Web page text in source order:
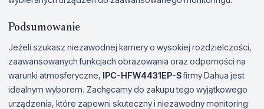
Podsumowanie
Jeżeli szukasz niezawodnej kamery o wysokiej rozdzielczości,
zaawansowanych funkcjach obrazowania oraz odporności na
warunki atmosferyczne, IPC-HFW4431EP-Sfirmy Dahua jest
idealnym wyborem. Zachęcamy do zakupu tego wyjątkowego
urządzenia, które zapewni skuteczny i niezawodny monitoring